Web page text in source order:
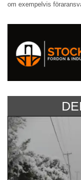
om exempelvis